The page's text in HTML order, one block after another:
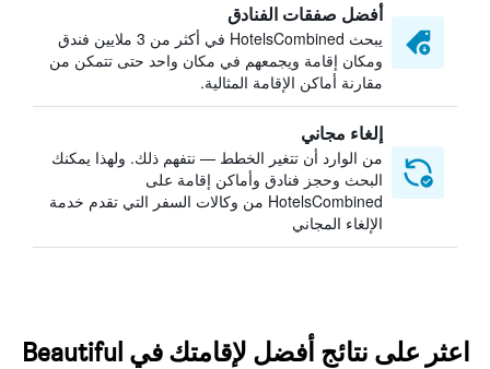
أفضل صفقات الفنادق
يبحث HotelsCombined في أكثر من 3 ملايين فندق
ومكان إقامة ويجمعهم في مكان واحد حتى تتمكن من
مقارنة أماكن الإقامة المثالية.
إلغاء مجاني
من الوارد أن تتغير الخطط — نتفهم ذلك. ولهذا يمكنك
البحث وحجز فنادق وأماكن إقامة على
HotelsCombined من وكالات السفر التي تقدم خدمة
الإلغاء المجاني
اعثر على نتائج أفضل لإقامتك في Beautiful